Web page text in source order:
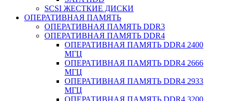
SCSI ЖЕСТКИЕ ДИСКИ
ОПЕРАТИВНАЯ ПАМЯТЬ
ОПЕРАТИВНАЯ ПАМЯТЬ DDR3
ОПЕРАТИВНАЯ ПАМЯТЬ DDR4
ОПЕРАТИВНАЯ ПАМЯТЬ DDR4 2400
МГЦ
ОПЕРАТИВНАЯ ПАМЯТЬ DDR4 2666
МГЦ
ОПЕРАТИВНАЯ ПАМЯТЬ DDR4 2933
МГЦ
ОПЕРАТИВНАЯ ПАМЯТЬ DDR4 3200